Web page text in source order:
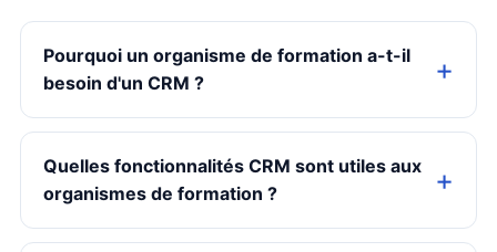
Pourquoi un organisme de formation a-t-il
besoin d'un CRM ?
Quelles fonctionnalités CRM sont utiles aux
organismes de formation ?